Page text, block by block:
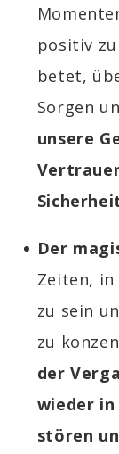
positiv
betet,
Sorgen
unsere
Der
Zeiten,
zu sein
zu
der
wieder in
stören